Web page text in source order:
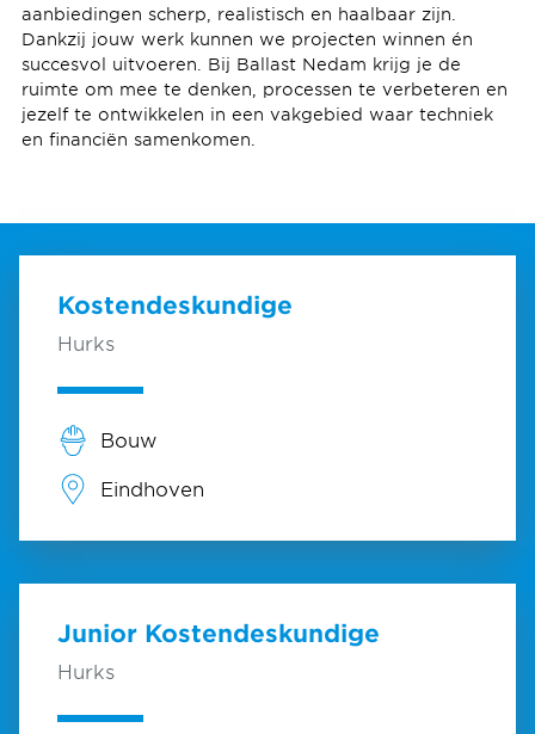
aanbiedingen scherp, realistisch en haalbaar zijn.
Dankzij jouw werk kunnen we projecten winnen én
succesvol uitvoeren. Bij Ballast Nedam krijg je de
ruimte om mee te denken, processen te verbeteren en
jezelf te ontwikkelen in een vakgebied waar techniek
en financiën samenkomen.
Kostendeskundige
Hurks
Bouw
Eindhoven
Junior Kostendeskundige
Hurks